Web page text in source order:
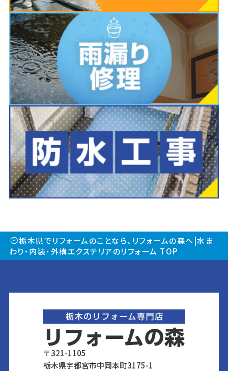
栃木県でリフォームのことなら、リフォームの森へ|水ま
わり・内装・外構エクステリアのリフォーム TOP
〒321-1105
栃木県宇都宮市中岡本町3175-1